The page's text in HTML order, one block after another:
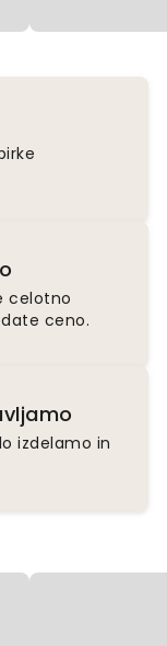
celotno
ceno.
izdelamo in